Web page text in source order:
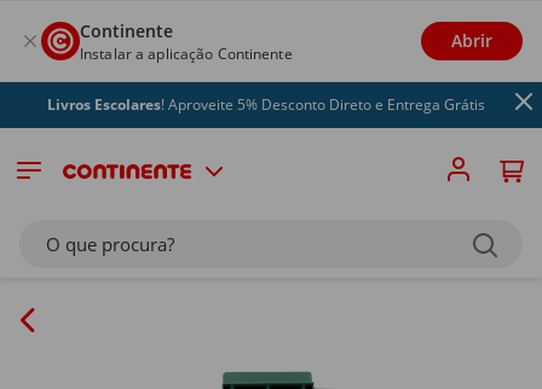
Continente
Instalar a aplicação Continente
Abrir
Livros Escolares! Aproveite 5% Desconto Direto e Entrega Grátis
O que procura?